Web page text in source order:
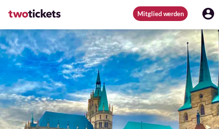
Mitglied werden